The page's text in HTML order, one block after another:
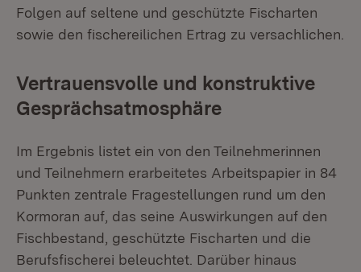
Folgen auf seltene und geschützte Fischarten
sowie den fischereilichen Ertrag zu versachlichen.
Vertrauensvolle und konstruktive
Gesprächsatmosphäre
Im Ergebnis listet ein von den Teilnehmerinnen
und Teilnehmern erarbeitetes Arbeitspapier in 84
Punkten zentrale Fragestellungen rund um den
Kormoran auf, das seine Auswirkungen auf den
Fischbestand, geschützte Fischarten und die
Berufsfischerei beleuchtet. Darüber hinaus